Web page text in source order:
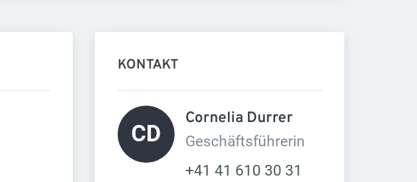
KONTAKT
CD
Cornelia Durrer
Geschäftsführerin
+41 41 610 30 31